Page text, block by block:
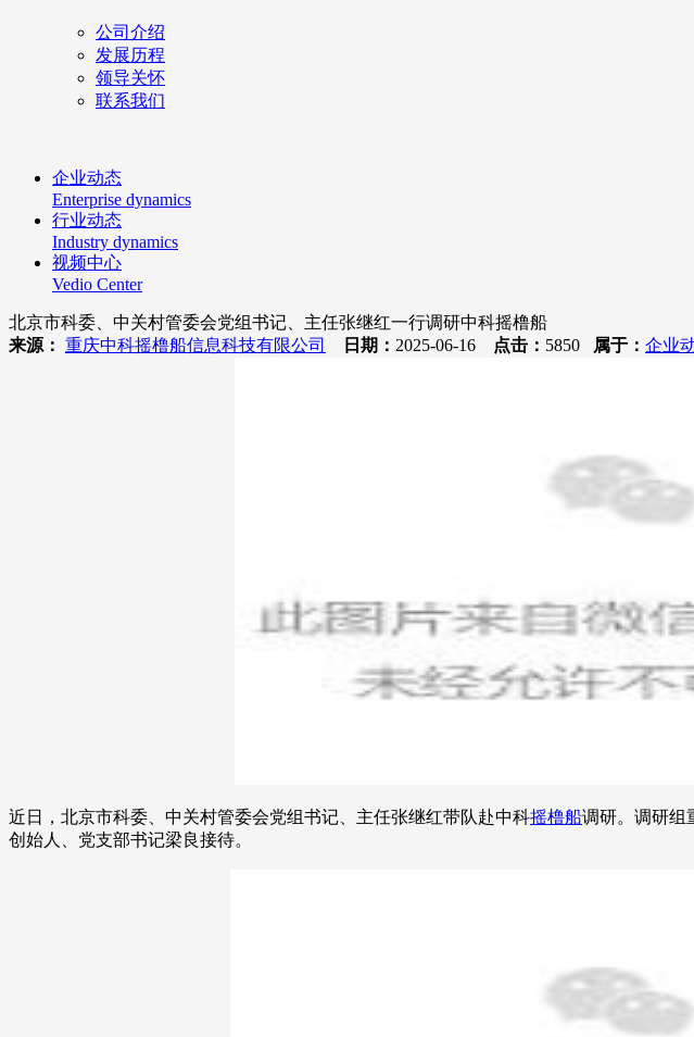
公司介绍
发展历程
领导关怀
联系我们
企业动态
Enterprise dynamics
行业动态
Industry dynamics
视频中心
Vedio Center
北京市科委、中关村管委会党组书记、主任张继红一行调研中科摇橹船
来源： 重庆中科摇橹船信息科技有限公司 日期： 2025-06-16 点击： 5850 属于： 企业
近日，北京市科委、中关村管委会党组书记、主任张继红带队赴中科摇橹船调研。调研组
创始人、党支部书记梁良接待。